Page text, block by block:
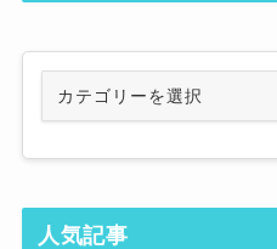
人気記事